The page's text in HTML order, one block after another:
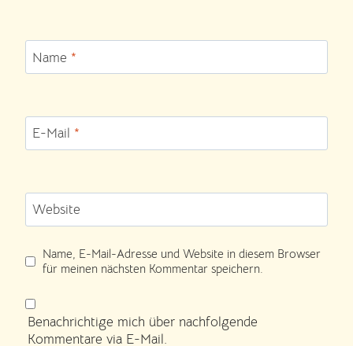
Name *
E-Mail *
Website
Name, E-Mail-Adresse und Website in diesem Browser
für meinen nächsten Kommentar speichern.
Benachrichtige mich über nachfolgende
Kommentare via E-Mail.